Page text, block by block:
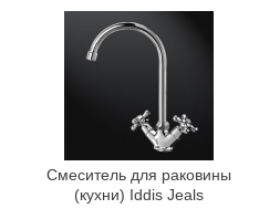
Смеситель для раковины
(кухни) Iddis Jeals